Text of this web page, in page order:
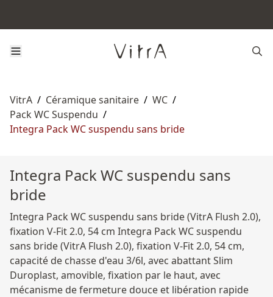
VitrA / Céramique sanitaire / WC /
Pack WC Suspendu /
Integra Pack WC suspendu sans bride
Integra Pack WC suspendu sans
bride
Integra Pack WC suspendu sans bride (VitrA Flush 2.0),
fixation V-Fit 2.0, 54 cm Integra Pack WC suspendu
sans bride (VitrA Flush 2.0), fixation V-Fit 2.0, 54 cm,
capacité de chasse d'eau 3/6l, avec abattant Slim
Duroplast, amovible, fixation par le haut, avec
mécanisme de fermeture douce et libération rapide